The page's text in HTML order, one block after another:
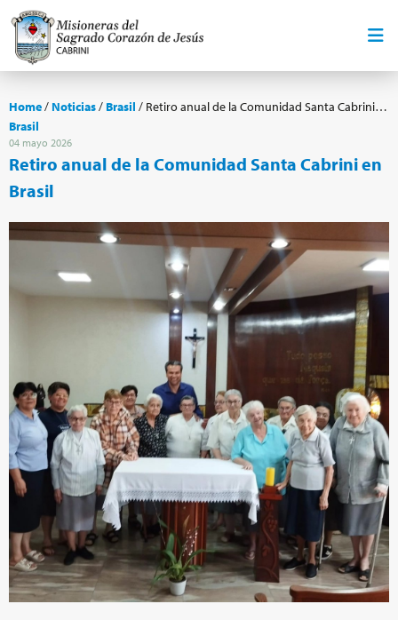
Home/ Noticias/ Brasil / Retiro anual de la Comunidad Santa Cabrini en Brasil
Brasil
04 mayo 2026
Retiro anual de la Comunidad Santa Cabrini en
Brasil